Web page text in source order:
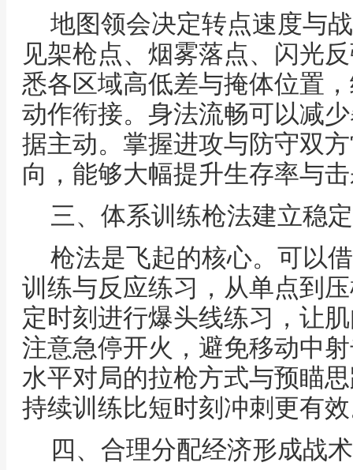
地图领会决定转点速度与
见架枪点、烟雾落点、闪光
悉各区域高低差与掩体位置
动作衔接。身法流畅可以减
据主动。掌握进攻与防守双
向，能够大幅提升生存率与
三、体系训练枪法建立稳
枪法是飞起的核心。可以
训练与反应练习，从单点到
定时刻进行爆头线练习，让
注意急停开火，避免移动中
水平对局的拉枪方式与预瞄
持续训练比短时刻冲刺更有
四、合理分配经济形成战